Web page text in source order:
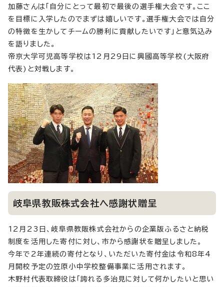
加藤さんは「自分にとって最初で最後の選手権大会です。ここ
を目標に入学したのでまずは嬉しいです。選手権大会では自分
の特徴を生かしてチームの勝利に貢献したいです」と意気込み
を語りました。
帝京大学可児高等学校は12月29日に興國高等学校(大阪府
代表)と対戦します。
岐阜県教販株式会社へ感謝状贈呈
12月23日、岐阜県教販株式会社からの企業版ふるさと納税
制度を活用した寄付に対し、市から感謝状を贈呈しました。
今年で2年連続の寄付となり、いただいた寄付金は令和8年4
月開校予定の笠原小中学校整備事業に活用されます。
木野村代表取締役は「誇れる多治見に対して何かしたいと思い